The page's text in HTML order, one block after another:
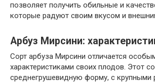
позволяет получить обильные и
которые радуют своим вкусом и
Арбуз Мирсини:
Сорт арбуза Мирсини отличается
характеристиками своих плодов. Этот
среднегрушевидную форму, с крупными